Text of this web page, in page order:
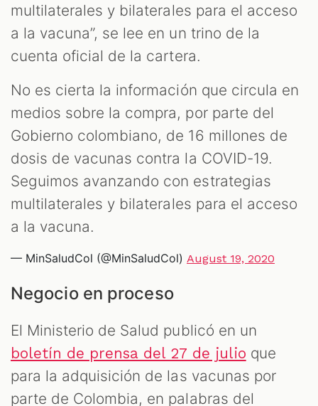
multilaterales y bilaterales para el acceso
a la vacuna”, se lee en un trino de la
cuenta oficial de la cartera.
No es cierta la información que circula en
medios sobre la compra, por parte del
Gobierno colombiano, de 16 millones de
dosis de vacunas contra la COVID-19.
Seguimos avanzando con estrategias
multilaterales y bilaterales para el acceso
a la vacuna.
— MinSaludCol (@MinSaludCol) August 19, 2020
Negocio en proceso
El Ministerio de Salud publicó en un
boletín de prensa del 27 de julio que
para la adquisición de las vacunas por
parte de Colombia, en palabras del